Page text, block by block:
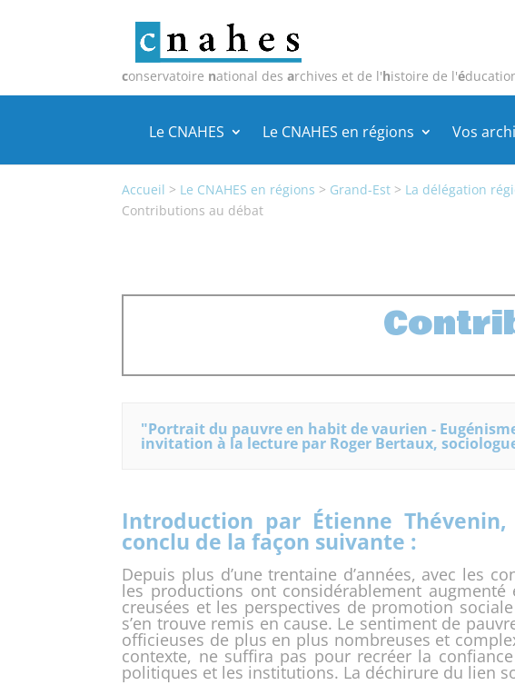
conservatoire national desarchives et de l'histoire de l'é
Le CNAHES Le CNAHES en régions Vos
Accueil > Le CNAHES en régions > Grand-Est > La délégation
Contributions au débat
"Portrait du pauvre en habit de vaurien -
invitation à la lecture par Roger Bertaux,
Introduction par Étienne
conclu de la façon suivante :
Depuis plus d’une trentaine d’années, avec les
les productions ont considérablement
creusées et les perspectives de promotion
s’en trouve remis en cause. Le sentiment de
officieuses de plus en plus nombreuses et
contexte, ne suffira pas pour recréer la
politiques et les institutions. La déchirure du lien